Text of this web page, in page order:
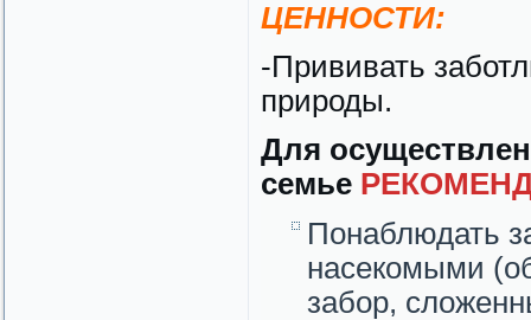
ЦЕННОСТИ:
-Прививать
природы.
Для
семье
Понаблюдать
насекомыми
забор,